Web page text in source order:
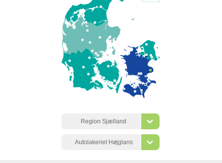
Region Sjælland
Autolakeriet Højglans